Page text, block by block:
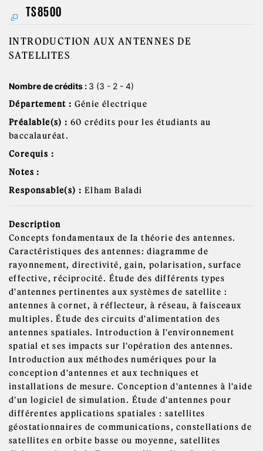
TS8500
INTRODUCTION AUX ANTENNES DE
SATELLITES
Nombre de crédits : 3 (3 - 2 - 4)
Département : Génie électrique
Préalable(s) : 60 crédits pour les étudiants au
baccalauréat.
Corequis :
Notes :
Responsable(s) : Elham Baladi
Description
Concepts fondamentaux de la théorie des antennes.
Caractéristiques des antennes: diagramme de
rayonnement, directivité, gain, polarisation, surface
effective, réciprocité. Étude des différents types
d'antennes pertinentes aux systèmes de satellite :
antennes à cornet, à réflecteur, à réseau, à faisceaux
multiples. Étude des circuits d'alimentation des
antennes spatiales. Introduction à l'environnement
spatial et ses impacts sur l'opération des antennes.
Introduction aux méthodes numériques pour la
conception d'antennes et aux techniques et
installations de mesure. Conception d'antennes à l'aide
d'un logiciel de simulation. Étude d'antennes pour
différentes applications spatiales : satellites
géostationnaires de communications, constellations de
satellites en orbite basse ou moyenne, satellites